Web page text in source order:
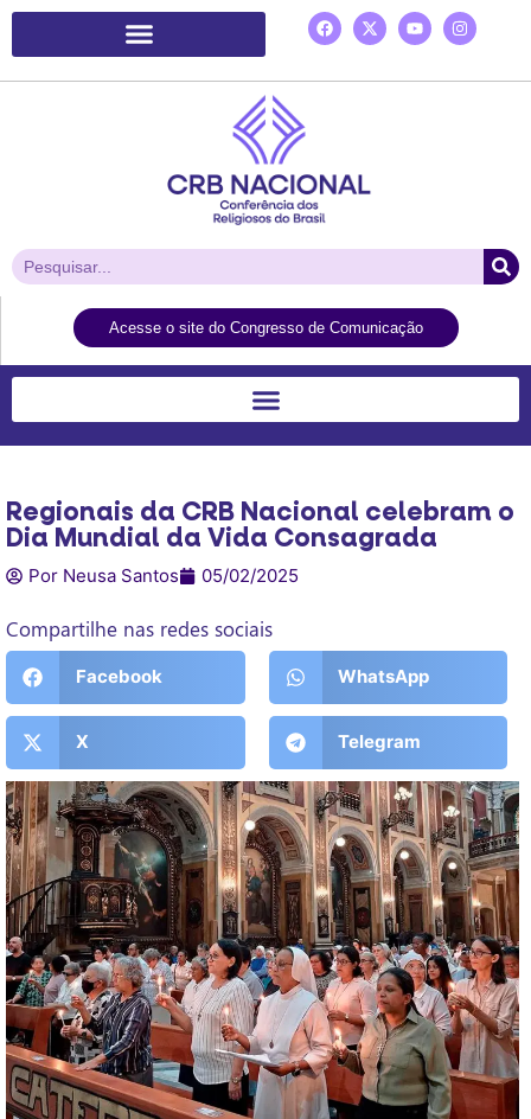
Acesse o site do Congresso de Comunicação
Regionais da CRB Nacional celebram o
Dia Mundial da Vida Consagrada
Por Neusa Santos 05/02/2025
Compartilhe nas redes sociais
Facebook WhatsApp
X Telegram